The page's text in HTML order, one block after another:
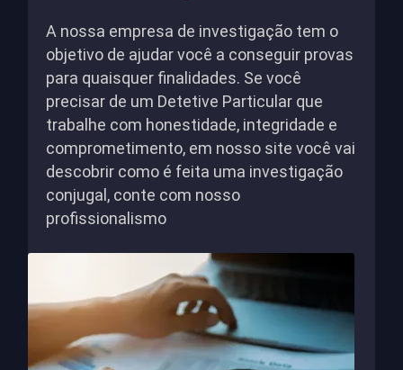
A nossa empresa de investigação tem o
objetivo de ajudar você a conseguir provas
para quaisquer finalidades. Se você
precisar de um Detetive Particular que
trabalhe com honestidade, integridade e
comprometimento, em nosso site você vai
descobrir como é feita uma investigação
conjugal, conte com nosso
profissionalismo